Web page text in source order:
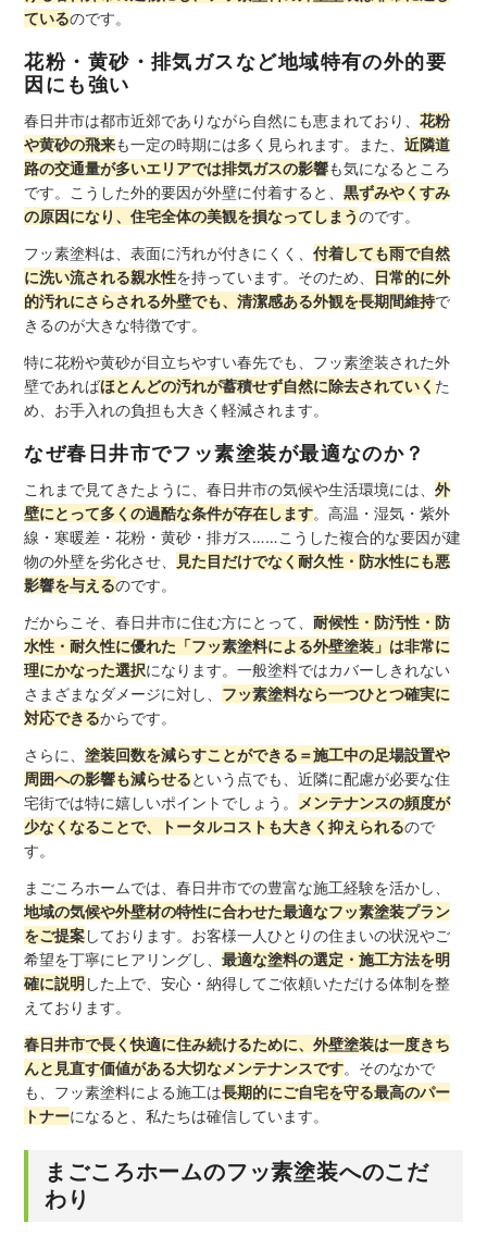
ているのです。
花粉・黄砂・排気ガスなど地域特有の外的要
因にも強い
春日井市は都市近郊でありながら自然にも恵まれており、花粉
や黄砂の飛来も一定の時期には多く見られます。また、近隣道
路の交通量が多いエリアでは排気ガスの影響も気になるところ
です。こうした外的要因が外壁に付着すると、黒ずみやくすみ
の原因になり、住宅全体の美観を損なってしまうのです。
フッ素塗料は、表面に汚れが付きにくく、付着しても雨で自然
に洗い流される親水性を持っています。そのため、 日常的に外
的汚れにさらされる外壁でも、清潔感ある外観を長期間維持で
きるのが大きな特徴です。
特に花粉や黄砂が目立ちやすい春先でも、フッ素塗装された外
壁であればほとんどの汚れが蓄積せず自然に除去されていく た
め、お手入れの負担も大きく軽減されます。
なぜ春日井市でフッ素塗装が最適なのか？
これまで見てきたように、春日井市の気候や生活環境には、外
壁にとって多くの過酷な条件が存在します。高温・湿気・紫外
線・寒暖差・花粉・黄砂・排ガス……こうした複合的な要因が建
物の外壁を劣化させ、
見た目だけでなく耐久性・防水性にも悪
影響を与えるのです。
だからこそ、春日井市に住む方にとって、耐候性・防汚性・防
水性・耐久性に優れた「フッ素塗料による外壁塗装」は非常に
理にかなった選択になります。一般塗料ではカバーしきれない
さまざまなダメージに対し、 フッ素塗料なら一つひとつ確実に
対応できるからです。
さらに、塗装回数を減らすことができる＝施工中の足場設置や
周囲への影響も減らせるという点でも、近隣に配慮が必要な住
宅街では特に嬉しいポイントでしょう。
メンテナンスの頻度が
少なくなることで、トータルコストも大きく抑えられるので
す。
まごころホームでは、春日井市での豊富な施工経験を活かし、
地域の気候や外壁材の特性に合わせた最適なフッ素塗装プラン
をご提案しております。お客様一人ひとりの住まいの状況やご
希望を丁寧にヒアリングし、最適な塗料の選定・施工方法を明
確に説明 した上で、安心・納得してご依頼いただける体制を整
えております。
春日井市で長く快適に住み続けるために、外壁塗装は一度きち
んと見直す価値がある大切なメンテナンスです。そのなかで
も、フッ素塗料による施工は長期的にご自宅を守る最高のパー
トナーになると、私たちは確信しています。
まごころホームのフッ素塗装へのこだ
わり